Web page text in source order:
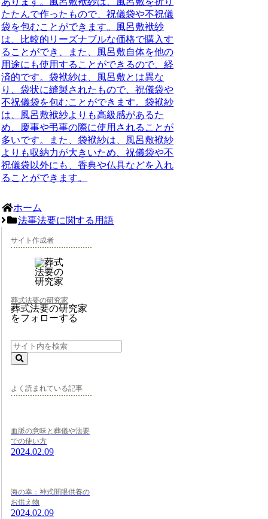
たたんで作ったもので、祝儀袋や不祝儀
袋を包むことができます。風呂敷袱紗
は、比較的リーズナブルな価格で購入す
ることができ、また、風呂敷自体を他の
用途にも使用することができるので、経
済的です。袋袱紗は、風呂敷とは異な
り、袋状に縫製されたもので、祝儀袋や
不祝儀袋を包むことができます。袋袱紗
は、風呂敷袱紗よりも高級感があるた
め、慶事や弔事の際に使用されることが
多いです。また、袋袱紗は、風呂敷袱紗
よりも収納力が大きいため、祝儀袋や不
祝儀袋以外にも、香典や仏具などを入れ
ることができます。
ホーム
法事法要に関する用語
サイト作成者
葬式法要の研究家
葬式法要の研究家
をフォローする
よく読まれている記事
血脈の意味と葬儀や法要
での使い方
2024.02.09
海の幸：神式開眼供養の
お供え物
2024.02.09